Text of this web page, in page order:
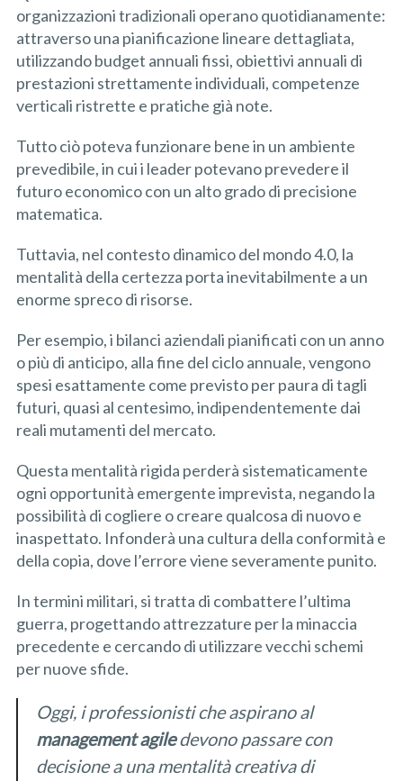
organizzazioni tradizionali operano quotidianamente:
attraverso una pianificazione lineare dettagliata,
utilizzando budget annuali fissi, obiettivi annuali di
prestazioni strettamente individuali, competenze
verticali ristrette e pratiche già note.
Tutto ciò poteva funzionare bene in un ambiente
prevedibile, in cui i leader potevano prevedere il
futuro economico con un alto grado di precisione
matematica.
Tuttavia, nel contesto dinamico del mondo 4.0, la
mentalità della certezza porta inevitabilmente a un
enorme spreco di risorse.
Per esempio, i bilanci aziendali pianificati con un anno
o più di anticipo, alla fine del ciclo annuale, vengono
spesi esattamente come previsto per paura di tagli
futuri, quasi al centesimo, indipendentemente dai
reali mutamenti del mercato.
Questa mentalità rigida perderà sistematicamente
ogni opportunità emergente imprevista, negando la
possibilità di cogliere o creare qualcosa di nuovo e
inaspettato. Infonderà una cultura della conformità e
della copia, dove l’errore viene severamente punito.
In termini militari, si tratta di combattere l’ultima
guerra, progettando attrezzature per la minaccia
precedente e cercando di utilizzare vecchi schemi
per nuove sfide.
Oggi, i professionisti che aspirano al
managementagiledevono passare con
decisione a una mentalità creativa di